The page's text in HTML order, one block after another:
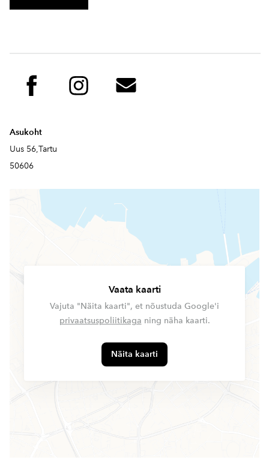
Asukoht
Uus 56,Tartu
50606
Vaata kaarti
Vajuta "Näita kaarti", et nõustuda Google'i
privaatsuspoliitikaga ning näha kaarti.
Näita kaarti